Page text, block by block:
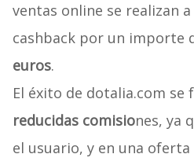
ventas online se realizan
cashback por un importe
euros.
El éxito de dotalia.com se
reducidas comisiones, ya
el usuario, y en una oferta